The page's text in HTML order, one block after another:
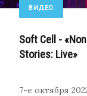
ВИДЕО
Soft Cell -
Stories: Live»
7-е октября